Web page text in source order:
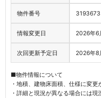
物件番号 3193673
情報変更日 2026年6
次回更新予定日 2026年8
■物件情報について
・地積、建物床面積、仕様に変更
・詳細と現況が異なる場合には現